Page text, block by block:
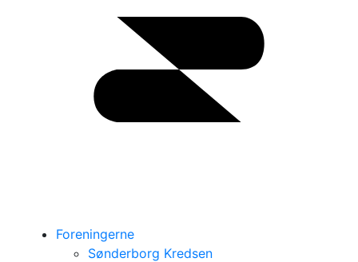
Foreningerne
Sønderborg Kredsen